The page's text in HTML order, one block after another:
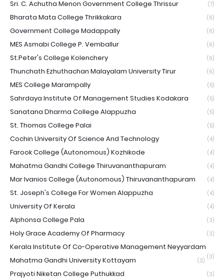
Sri. C. Achutha Menon Government College Thrissur (7)
Bharata Mata College Thrikkakara (6)
Government College Madappally (6)
MES Asmabi College P. Vemballur (6)
St.Peter's College Kolenchery (6)
Thunchath Ezhuthachan Malayalam University Tirur (6)
MES College Marampally (5)
Sahrdaya Institute Of Management Studies Kodakara (5)
Sanatana Dharma College Alappuzha (5)
St. Thomas College Palai (5)
Cochin University Of Science And Technology (4)
Farook College (Autonomous) Kozhikode (4)
Mahatma Gandhi College Thiruvananthapuram (4)
Mar Ivanios College (Autonomous) Thiruvananthapuram (4)
St. Joseph's College For Women Alappuzha (4)
University Of Kerala (4)
Alphonsa College Pala (3)
Holy Grace Academy Of Pharmacy (3)
Kerala Institute Of Co-Operative Management Neyyardam
(3)
Mahatma Gandhi University Kottayam (3)
Prajyoti Niketan College Puthukkad (3)